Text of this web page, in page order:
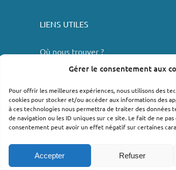
Gérer le consentement aux
Pour offrir les meilleures expériences, nous utilisons des
cookies pour stocker et/ou accéder aux informations des
à ces technologies nous permettra de traiter des données
de navigation ou les ID uniques sur ce site. Le fait de ne
consentement peut avoir un effet négatif sur certaines
Accepter Refuser
LIENS UTILES
Où nous trouver ?
Valréas
Le Teil
Lachapelle-sous-Aubenas